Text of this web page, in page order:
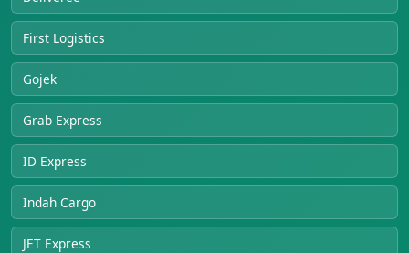
First Logistics
Gojek
Grab Express
ID Express
Indah Cargo
JET Express